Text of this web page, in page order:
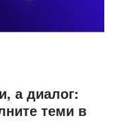
а диалог:
теми в